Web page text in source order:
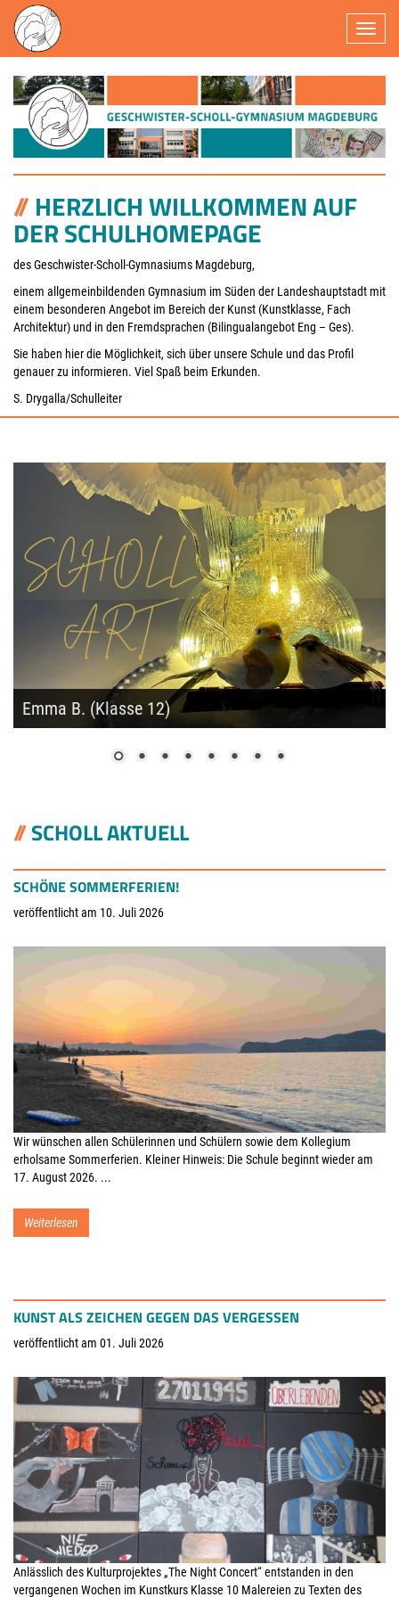
HERZLICH WILLKOMMEN AUF
DER SCHULHOMEPAGE
des Geschwister-Scholl-Gymnasiums Magdeburg,
einem allgemeinbildenden Gymnasium im Süden der Landeshauptstadt mit
einem besonderen Angebot im Bereich der Kunst (Kunstklasse, Fach
Architektur) und in den Fremdsprachen (Bilingualangebot Eng – Ges).
Sie haben hier die Möglichkeit, sich über unsere Schule und das Profil
genauer zu informieren. Viel Spaß beim Erkunden.
S. Drygalla/Schulleiter
Emma B. (Klasse 12)
SCHOLL AKTUELL
SCHÖNE SOMMERFERIEN!
veröffentlicht am 10. Juli 2026
Wir wünschen allen Schülerinnen und Schülern sowie dem Kollegium
erholsame Sommerferien. Kleiner Hinweis: Die Schule beginnt wieder am
17. August 2026. ...
Weiterlesen
KUNST ALS ZEICHEN GEGEN DAS VERGESSEN
veröffentlicht am 01. Juli 2026
Anlässlich des Kulturprojektes „The Night Concert“ entstanden in den
vergangenen Wochen im Kunstkurs Klasse 10 Malereien zu Texten des